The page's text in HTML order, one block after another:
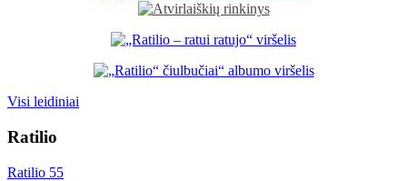
Visi leidiniai
Ratilio
Ratilio 55